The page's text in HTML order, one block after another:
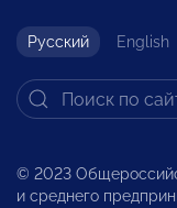
Русский English
© 2023
и среднего